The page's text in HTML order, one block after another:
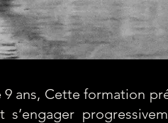
ans, Cette formation
s’engager